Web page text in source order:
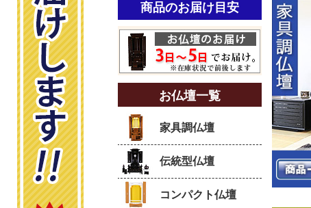
¥234,000
ビストロ
42%
OFF
437,800
¥252,000
アニエス
60% ¥158,000 46%
OFF
商品のお届け目安
お仏壇一覧
家具調仏壇
伝統型仏壇
コンパクト仏壇